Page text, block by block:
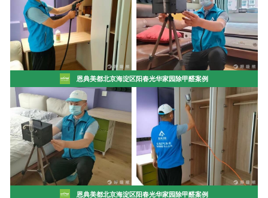
恩典美都北京海淀区阳春光华家园除甲醛案例
恩典美都北京海淀区阳春光华家园除甲醛案例